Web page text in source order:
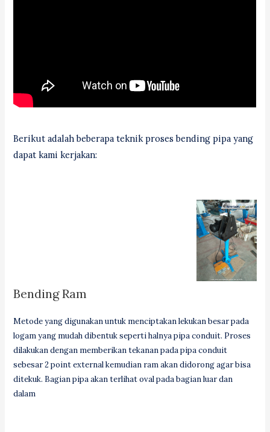
Berikut adalah beberapa teknik proses bending pipa yang
dapat kami kerjakan:
Bending Ram
Metode yang digunakan untuk menciptakan lekukan besar pada
logam yang mudah dibentuk seperti halnya pipa conduit. Proses
dilakukan dengan memberikan tekanan pada pipa conduit
sebesar 2 point external kemudian ram akan didorong agar bisa
ditekuk. Bagian pipa akan terlihat oval pada bagian luar dan
dalam